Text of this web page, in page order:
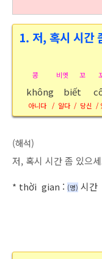
1. 저, 혹시 시간
콩 비엣 꼬
không biết
아니다 / 알다 / 당
(해석)
저, 혹시 시간 좀 있으
* thời gian : (명) 시간